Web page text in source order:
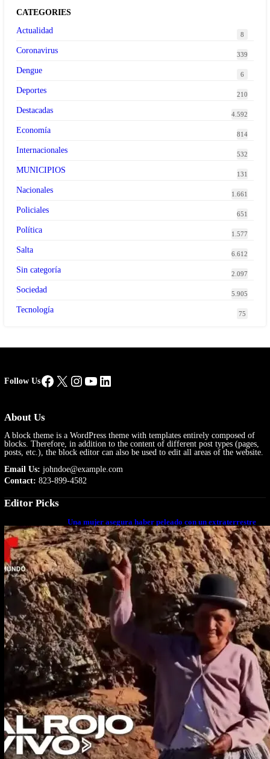
CATEGORIES
Actualidad
8
Coronavirus 339
Dengue 6
Deportes 210
Destacadas 4.592
Economía 814
Internacionales 532
MUNICIPIOS 131
Nacionales 1.661
Policiales 651
Política 1.577
Salta 6.612
Sin categoría 2.097
Sociedad 5.905
Tecnología 75
Follow UsFacebook
X Instagram
YouTube
LinkedIn
About Us
A block theme is a WordPress theme with templates entirely composed of
blocks. Therefore, in addition to the content of different post types (pages,
posts, etc.), the block editor can also be used to edit all areas of the website.
Email Us: johndoe@example.com
Contact: 823-899-4582
Editor Picks
Una mujer asegura haber peleado con un extraterrestre
cuerpo a cuerpo